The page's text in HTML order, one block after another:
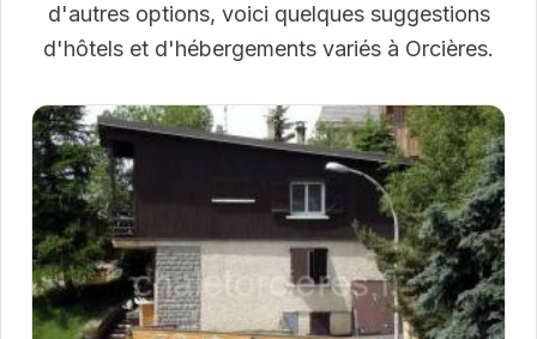
d'autres options, voici quelques suggestions
d'hôtels et d'hébergements variés à Orcières.